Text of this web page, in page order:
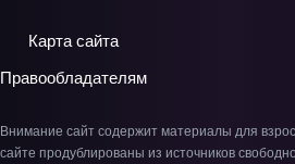
Карта сайта
Правообладателям
Внимание сайт содержит материалы для
сайте продублированы из источников